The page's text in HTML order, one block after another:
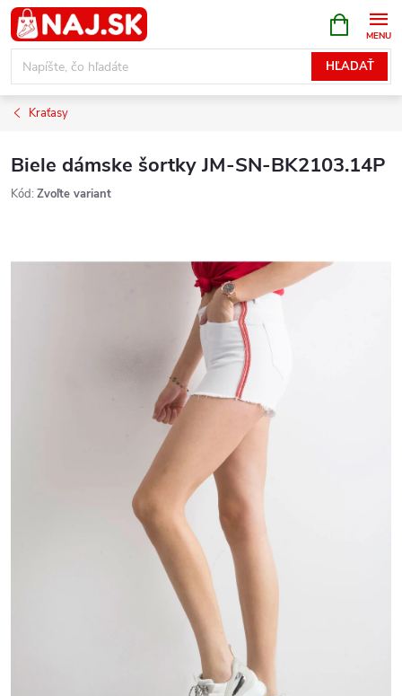
Prejsť
na
obsah
HĽADAŤ
KOŠÍK
Kraťasy
Biele dámske šortky JM-SN-BK2103.14P
Kód: Zvoľte variant